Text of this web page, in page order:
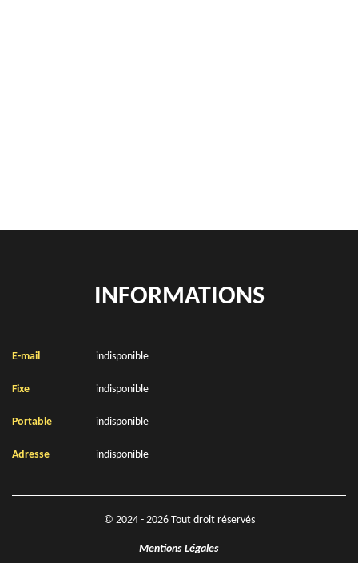
INFORMATIONS
E-mail indisponible
Fixe indisponible
Portable indisponible
Adresse indisponible
© 2024 - 2026 Tout droit réservés
Mentions Légales